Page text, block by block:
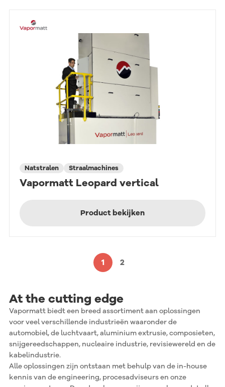
Natstralen Straalmachines
Vapormatt Leopard vertical
Product bekijken
1 2
At the cutting edge
Vapormatt biedt een breed assortiment aan oplossingen
voor veel verschillende industrieën waaronder de
automobiel, de luchtvaart, aluminium extrusie, composieten,
snijgereedschappen, nucleaire industrie, revisiewereld en de
kabelindustrie.
Alle oplossingen zijn ontstaan met behulp van de in-house
kennis van de engineering, procesadviseurs en onze